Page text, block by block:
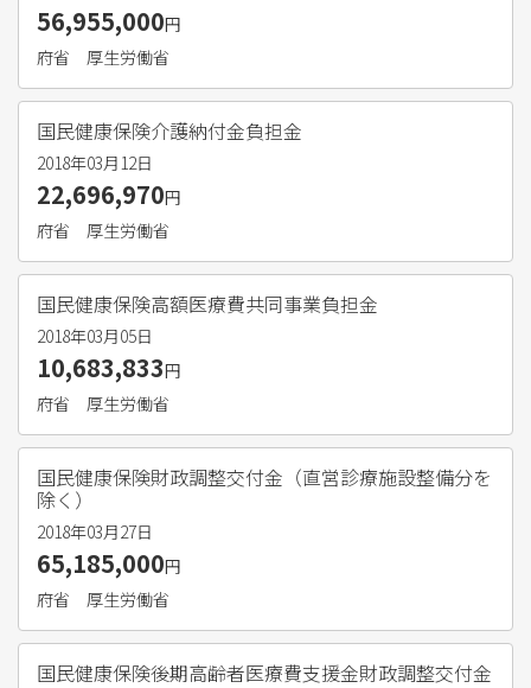
56,955,000円
府省
厚生労働省
国民健康保険介護納付金負担金
2018年03月12日
22,696,970円
府省
厚生労働省
国民健康保険高額医療費共同事業負担金
2018年03月05日
10,683,833円
府省
厚生労働省
国民健康保険財政調整交付金（直営診療施設整備分を
除く）
2018年03月27日
65,185,000円
府省
厚生労働省
国民健康保険後期高齢者医療費支援金財政調整交付金